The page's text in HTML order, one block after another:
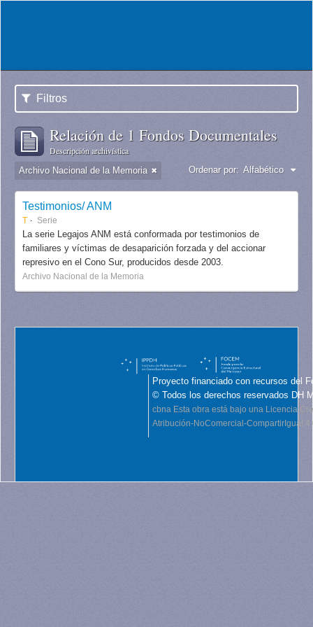
Filtros
Relación de 1 Fondos Documentales
Descripción archivística
Archivo Nacional de la Memoria Ordenar por: Alfabético
Testimonios/ ANM
T Serie
La serie Legajos ANM está conformada por testimonios de
familiares y víctimas de desaparición forzada y del accionar
represivo en el Cono Sur, producidos desde 2003.
Archivo Nacional de la Memoria
Proyecto financiado con recursos del
© Todos los derechos reservados DH
cbna Esta obra está bajo una Licencia
Atribución-NoComercial-CompartirIgual